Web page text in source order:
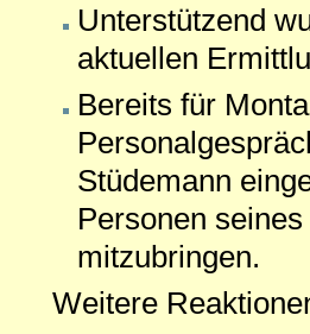
Unterstützend
aktuellen
Bereits für
Stüdemann
Personen
mitzubringen.
Weitere